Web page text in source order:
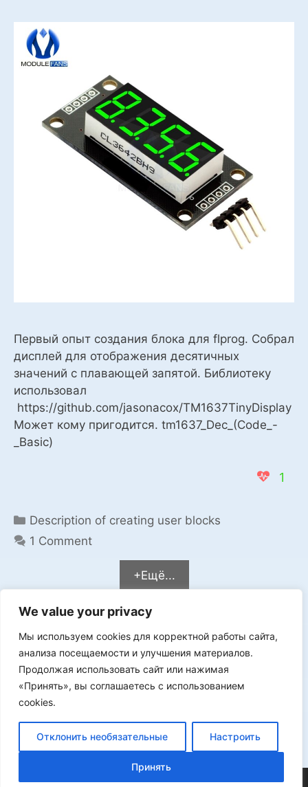
We value your privacy
Мы используем cookies для корректной работы сайта,
анализа посещаемости и улучшения материалов.
Продолжая использовать сайт или нажимая
«Принять», вы соглашаетесь с использованием
cookies.
Отклонить необязательные Настроить
Принять
Первый опыт создания блока для flprog. Собрал
дисплей для отображения десятичных
значений с плавающей запятой. Библиотеку
использовал
https://github.com/jasonacox/TM1637TinyDisplay
Может кому пригодится. tm1637_Dec_(Code_-
_Basic)
1
Categories
Description of creating user blocks
1 Comment
+Ещё...
Мы в VK
Реклама
©2026 FLProg